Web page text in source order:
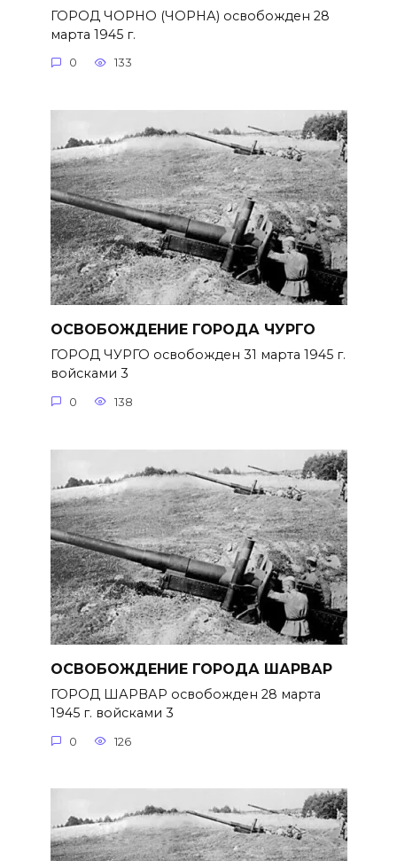
ГОРОД ЧОРНО (ЧОРНА) освобожден 28
марта 1945 г.
0 133
ОСВОБОЖДЕНИЕ ГОРОДА ЧУРГО
ГОРОД ЧУРГО освобожден 31 марта 1945 г.
войсками 3
0 138
ОСВОБОЖДЕНИЕ ГОРОДА ШАРВАР
ГОРОД ШАРВАР освобожден 28 марта
1945 г. войсками 3
0 126